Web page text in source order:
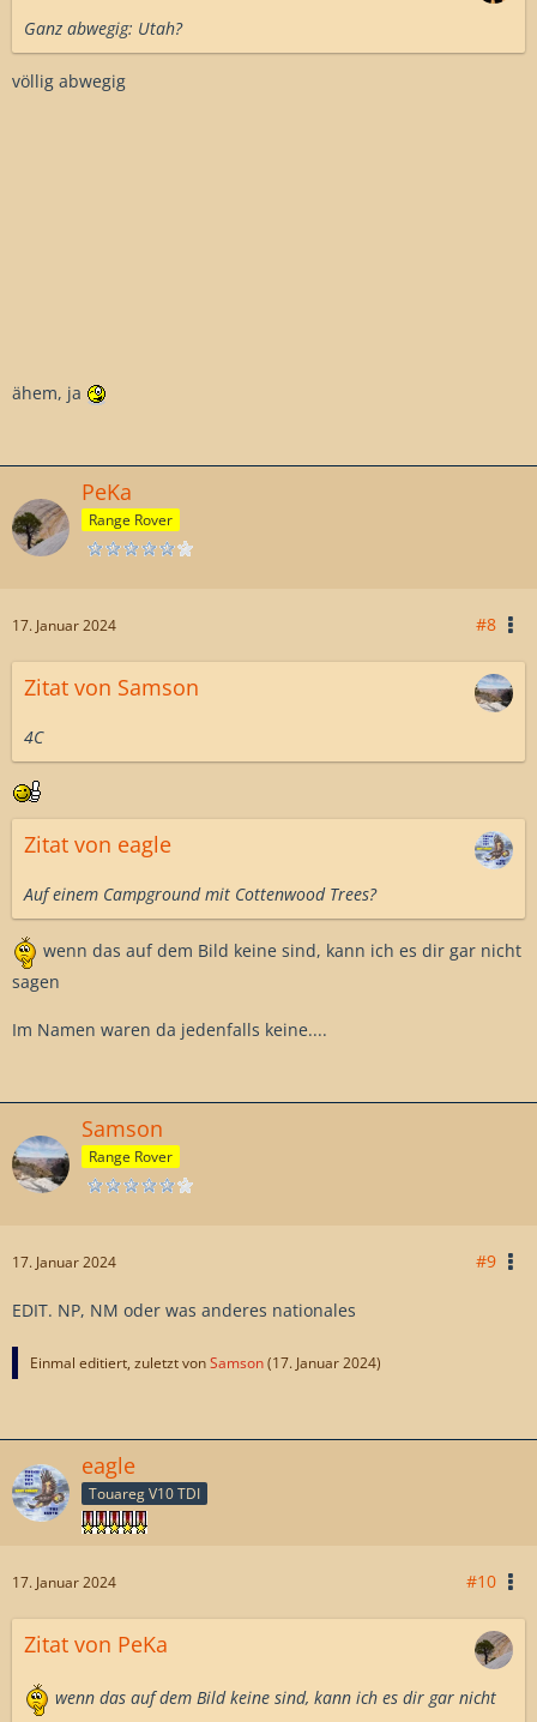
Ganz abwegig: Utah?
völlig abwegig
ähem, ja
PeKa
Range Rover
17. Januar 2024 #8
Zitat von Samson
4C
Zitat von eagle
Auf einem Campground mit Cottenwood Trees?
wenn das auf dem Bild keine sind, kann ich es dir gar nicht
sagen
Im Namen waren da jedenfalls keine....
Samson
Range Rover
17. Januar 2024 #9
EDIT. NP, NM oder was anderes nationales
Einmal editiert, zuletzt vonSamson(17. Januar 2024)
eagle
Touareg V10 TDI
17. Januar 2024 #10
Zitat von PeKa
wenn das auf dem Bild keine sind, kann ich es dir gar nicht